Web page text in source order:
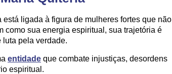
ligada à figura de mulheres fortes que não
como sua energia espiritual, sua trajetória é
luta pela verdade.
entidade que combate injustiças, desordens
espiritual.